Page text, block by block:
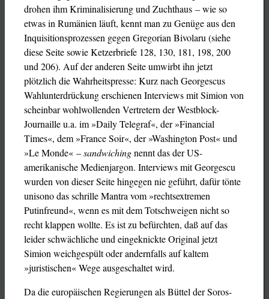
drohen ihm Kriminalisierung und Zuchthaus – wie so
etwas in Rumänien läuft, kennt man zu Genüge aus den
Inquisitionsprozessen gegen Gregorian Bivolaru (siehe
diese Seite sowie Ketzerbriefe 128, 130, 181, 198, 200
und 206). Auf der anderen Seite umwirbt ihn jetzt
plötzlich die Wahrheitspresse: Kurz nach Georgescus
Wahlunterdrückung erschienen Interviews mit Simion von
scheinbar wohlwollenden Vertretern der Westblock-
Journaille u.a. im »Daily Telegraf«, der »Financial
Times«, dem »France Soir«, der »Washington Post« und
»Le Monde« –sandwichingnennt das der US-
amerikanische Medienjargon. Interviews mit Georgescu
wurden von dieser Seite hingegen nie geführt, dafür tönte
unisono das schrille Mantra vom »rechtsextremen
Putinfreund«, wenn es mit dem Totschweigen nicht so
recht klappen wollte. Es ist zu befürchten, daß auf das
leider schwächliche und eingeknickte Original jetzt
Simion weichgespült oder andernfalls auf kaltem
»juristischen« Wege ausgeschaltet wird.
Da die europäischen Regierungen als Büttel der Soros-